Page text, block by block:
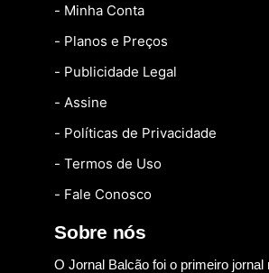
- Minha Conta
- Planos e Preços
- Publicidade Legal
- Assine
- Políticas de Privacidade
- Termos de Uso
- Fale Conosco
Sobre nós
O Jornal Balcão foi o primeiro jornal